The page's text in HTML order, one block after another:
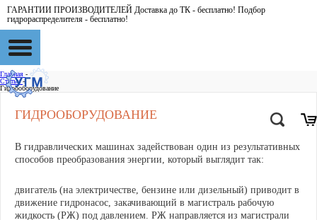
ГАРАНТИИ ПРОИЗВОДИТЕЛЕЙ Доставка до ТК - бесплатно! Подбор
гидрораспределителя - бесплатно!
Главная -
Статьи -
Гидрооборудование
ГИДРООБОРУДОВАНИЕ
В гидравлических машинах задействован один из результативных
способов преобразования энергии, который выглядит так:
двигатель (на электричестве, бензине или дизельный) приводит в
движение гидронасос, закачивающий в магистраль рабочую
жидкость (РЖ) под давлением. РЖ направляется из магистрали